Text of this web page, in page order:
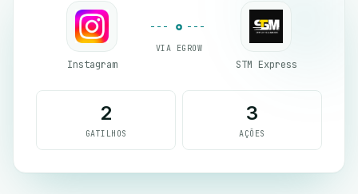
Instagram
VIA EGROW
STM Express
2
GATILHOS
3
AÇÕES